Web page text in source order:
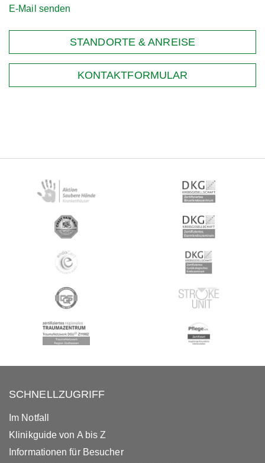
E-Mail senden
STANDORTE & ANREISE
KONTAKTFORMULAR
SCHNELLZUGRIFF
Im Notfall
Klinikguide von A bis Z
Informationen für Besucher